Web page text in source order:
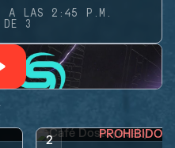
A LAS 2:45 P.M.
DE 3
2 PROHIBIDO